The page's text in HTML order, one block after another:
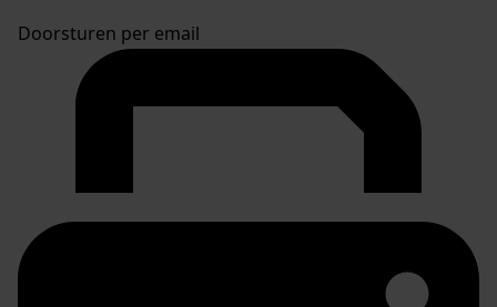
Doorsturen per email